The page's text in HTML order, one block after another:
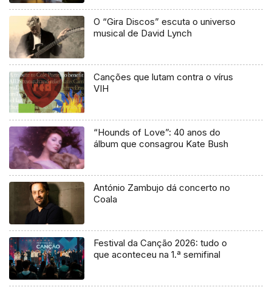
O “Gira Discos” escuta o universo
musical de David Lynch
Canções que lutam contra o vírus
VIH
“Hounds of Love”: 40 anos do
álbum que consagrou Kate Bush
António Zambujo dá concerto no
Coala
Festival da Canção 2026: tudo o
que aconteceu na 1.ª semifinal